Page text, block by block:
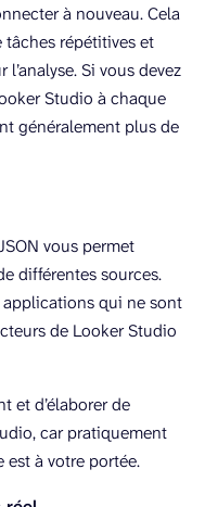
à nouveau. Cela
tâches répétitives et
Si vous devez
Studio à chaque
généralement plus de
vous permet
différentes sources.
qui ne sont
de Looker Studio
et d’élaborer de
car pratiquement
est à votre portée.